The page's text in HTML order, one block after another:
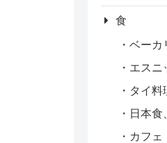
食
ベーカ
エスニ
タイ料
日本食
カフェ